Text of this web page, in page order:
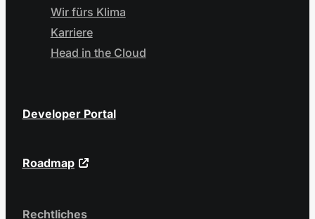
Wir fürs Klima
Karriere
Head in the Cloud
Developer Portal
Roadmap
Rechtliches